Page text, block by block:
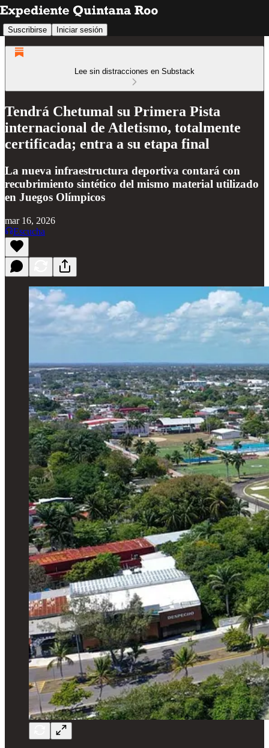
Suscribirse Iniciar sesión
Lee sin distracciones en Substack
Tendrá Chetumal su Primera Pista
internacional de Atletismo, totalmente
certificada; entra a su etapa final
La nueva infraestructura deportiva contará con
recubrimiento sintético del mismo material utilizado
en Juegos Olímpicos
mar 16, 2026
Escucha